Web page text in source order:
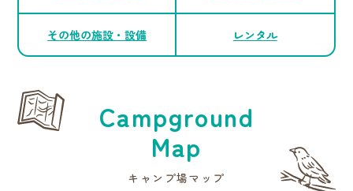
その他の施設・設備 レンタル
Campground
Map
キャンプ場マップ